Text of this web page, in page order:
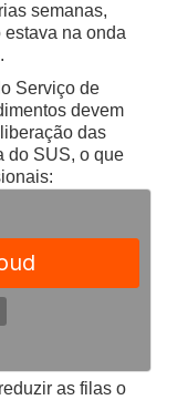
semanas,
na onda
Serviço de
devem
das
do SUS, o que
as filas o